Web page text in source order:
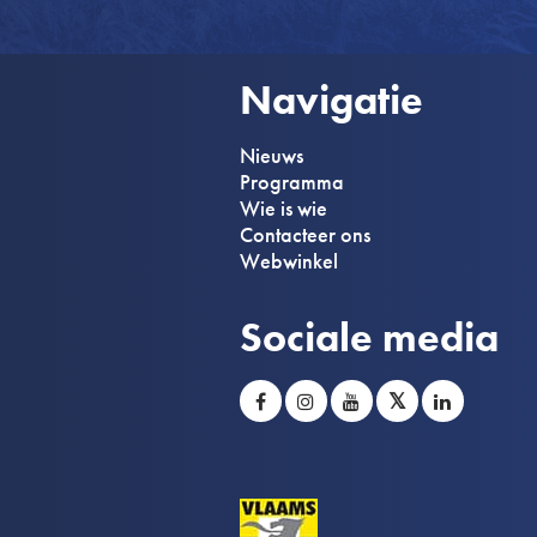
Navigatie
Nieuws
Programma
Wie is wie
Contacteer ons
Webwinkel
Sociale media
𝕏